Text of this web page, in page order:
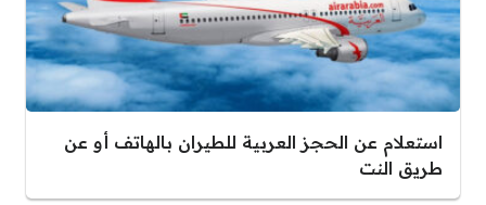
استعلام عن الحجز العربية للطيران بالهاتف أو عن
طريق النت